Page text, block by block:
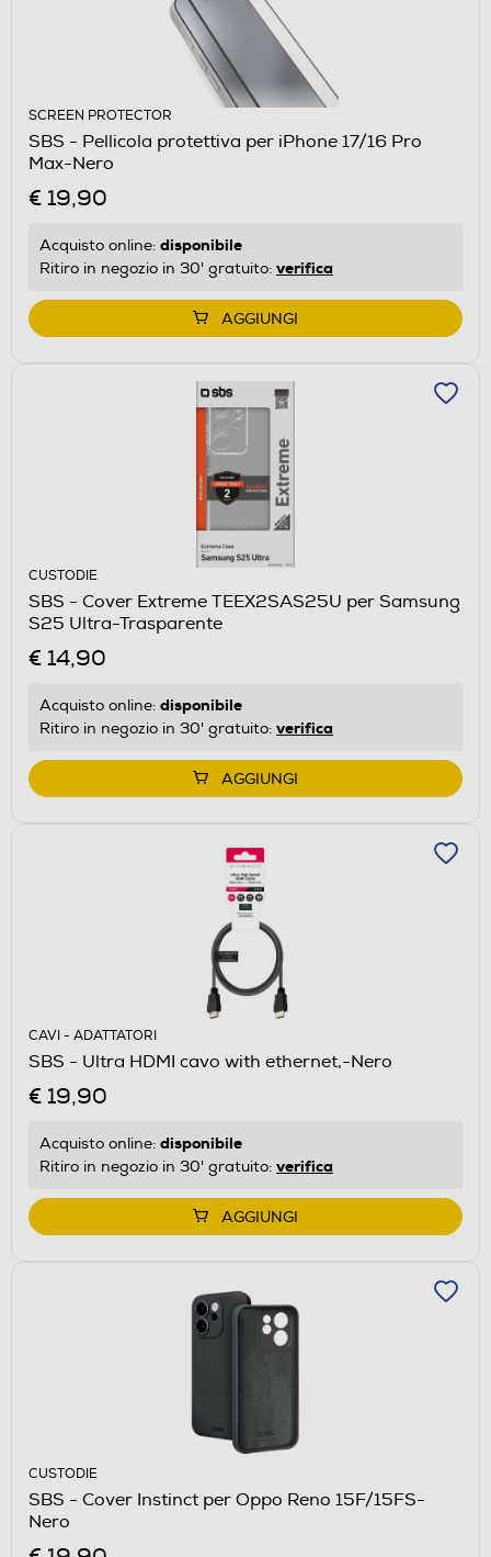
SCREEN PROTECTOR
SBS - Pellicola protettiva per iPhone 17/16 Pro
Max-Nero
€ 19,90
Acquisto online: disponibile
Ritiro in negozio in 30' gratuito: verifica
AGGIUNGI
CUSTODIE
SBS - Cover Extreme TEEX2SAS25U per Samsung
S25 Ultra-Trasparente
€ 14,90
Acquisto online: disponibile
Ritiro in negozio in 30' gratuito: verifica
AGGIUNGI
CAVI - ADATTATORI
SBS - Ultra HDMI cavo with ethernet,-Nero
€ 19,90
Acquisto online: disponibile
Ritiro in negozio in 30' gratuito: verifica
AGGIUNGI
CUSTODIE
SBS - Cover Instinct per Oppo Reno 15F/15FS-
Nero